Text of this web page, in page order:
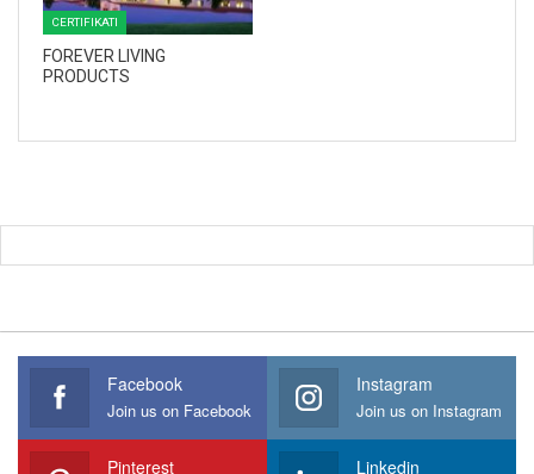
CERTIFIKATI
FOREVER LIVING
PRODUCTS
Facebook
Join us on Facebook
Instagram
Join us on Instagram
Pinterest Linkedin